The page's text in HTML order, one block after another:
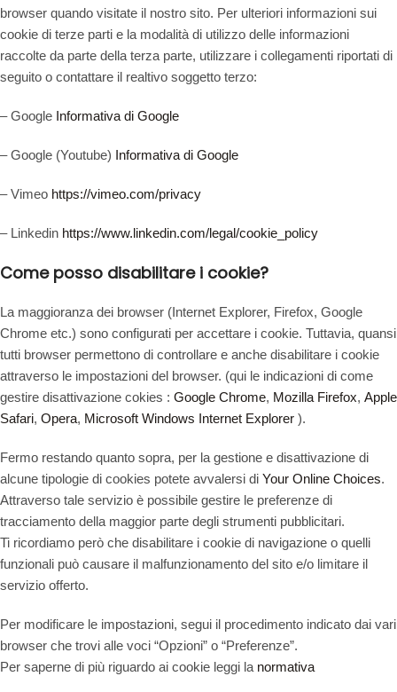
browser quando visitate il nostro sito. Per ulteriori informazioni sui
cookie di terze parti e la modalità di utilizzo delle informazioni
raccolte da parte della terza parte, utilizzare i collegamenti riportati di
seguito o contattare il realtivo soggetto terzo:
– Google Informativa di Google
– Google (Youtube) Informativa di Google
– Vimeo https://vimeo.com/privacy
– Linkedin https://www.linkedin.com/legal/cookie_policy
Come posso disabilitare i cookie?
La maggioranza dei browser (Internet Explorer, Firefox, Google
Chrome etc.) sono configurati per accettare i cookie. Tuttavia, quansi
tutti browser permettono di controllare e anche disabilitare i cookie
attraverso le impostazioni del browser. (qui le indicazioni di come
gestire disattivazione cokies : Google Chrome, Mozilla Firefox, Apple
Safari, Opera, Microsoft Windows Internet Explorer ).
Fermo restando quanto sopra, per la gestione e disattivazione di
alcune tipologie di cookies potete avvalersi di Your Online Choices.
Attraverso tale servizio è possibile gestire le preferenze di
tracciamento della maggior parte degli strumenti pubblicitari.
Ti ricordiamo però che disabilitare i cookie di navigazione o quelli
funzionali può causare il malfunzionamento del sito e/o limitare il
servizio offerto.
Per modificare le impostazioni, segui il procedimento indicato dai vari
browser che trovi alle voci “Opzioni” o “Preferenze”.
Per saperne di più riguardo ai cookie leggi la normativa